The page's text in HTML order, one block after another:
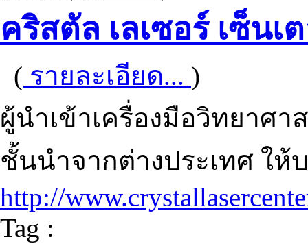
คริสตัล เลเซอร์ เซ็นเ
( รายละเอียด... )
ผู้นำเข้าเครื่องมือวิทยาศ
ชั้นนำจากต่างประเทศ ให้
http://
Tag :